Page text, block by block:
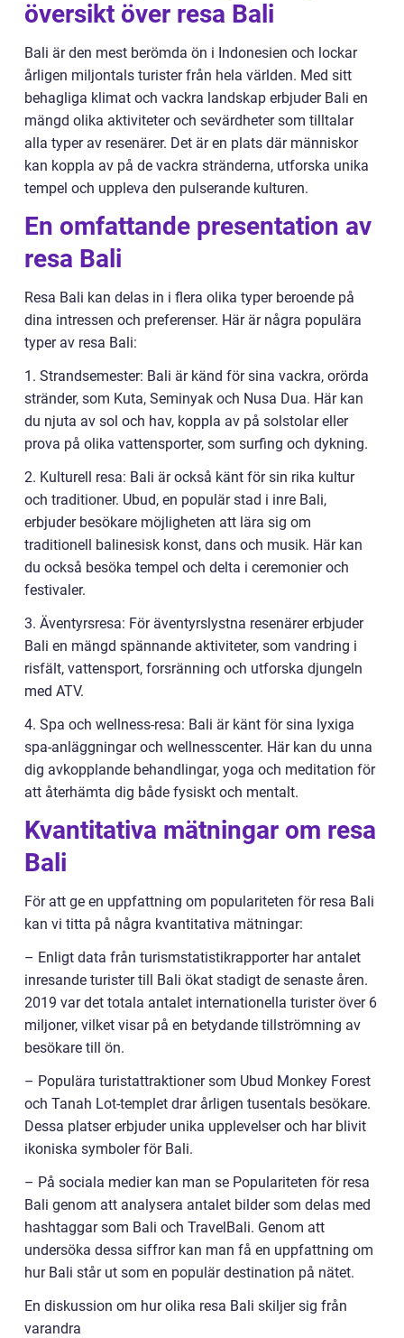
översikt över resa Bali
Bali är den mest berömda ön i Indonesien och lockar
årligen miljontals turister från hela världen. Med sitt
behagliga klimat och vackra landskap erbjuder Bali en
mängd olika aktiviteter och sevärdheter som tilltalar
alla typer av resenärer. Det är en plats där människor
kan koppla av på de vackra stränderna, utforska unika
tempel och uppleva den pulserande kulturen.
En omfattande presentation av
resa Bali
Resa Bali kan delas in i flera olika typer beroende på
dina intressen och preferenser. Här är några populära
typer av resa Bali:
1. Strandsemester: Bali är känd för sina vackra, orörda
stränder, som Kuta, Seminyak och Nusa Dua. Här kan
du njuta av sol och hav, koppla av på solstolar eller
prova på olika vattensporter, som surfing och dykning.
2. Kulturell resa: Bali är också känt för sin rika kultur
och traditioner. Ubud, en populär stad i inre Bali,
erbjuder besökare möjligheten att lära sig om
traditionell balinesisk konst, dans och musik. Här kan
du också besöka tempel och delta i ceremonier och
festivaler.
3. Äventyrsresa: För äventyrslystna resenärer erbjuder
Bali en mängd spännande aktiviteter, som vandring i
risfält, vattensport, forsränning och utforska djungeln
med ATV.
4. Spa och wellness-resa: Bali är känt för sina lyxiga
spa-anläggningar och wellnesscenter. Här kan du unna
dig avkopplande behandlingar, yoga och meditation för
att återhämta dig både fysiskt och mentalt.
Kvantitativa mätningar om resa
Bali
För att ge en uppfattning om populariteten för resa Bali
kan vi titta på några kvantitativa mätningar:
– Enligt data från turismstatistikrapporter har antalet
inresande turister till Bali ökat stadigt de senaste åren.
2019 var det totala antalet internationella turister över 6
miljoner, vilket visar på en betydande tillströmning av
besökare till ön.
– Populära turistattraktioner som Ubud Monkey Forest
och Tanah Lot-templet drar årligen tusentals besökare.
Dessa platser erbjuder unika upplevelser och har blivit
ikoniska symboler för Bali.
– På sociala medier kan man se Populariteten för resa
Bali genom att analysera antalet bilder som delas med
hashtaggar som Bali och TravelBali. Genom att
undersöka dessa siffror kan man få en uppfattning om
hur Bali står ut som en populär destination på nätet.
En diskussion om hur olika resa Bali skiljer sig från
varandra